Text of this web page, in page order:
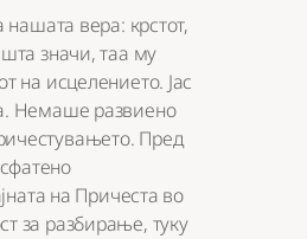
вера: крстот,
значи, таа му
на исцелението. Јас
Немаше развиено
Пред
на Причеста во
за разбирање, туку